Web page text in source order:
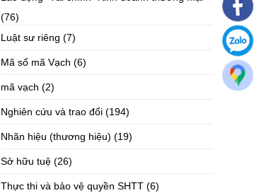
(76)
Luật sư riêng (7)
Mã số mã Vạch (6)
mã vạch (2)
Nghiên cứu và trao đổi (194)
Nhãn hiệu (thương hiệu) (19)
Sở hữu tuệ (26)
Thực thi và bảo vệ quyền SHTT (6)